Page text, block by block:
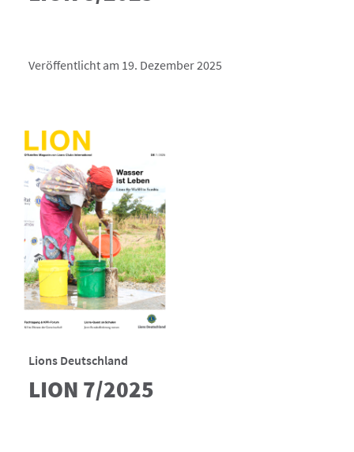
Veröffentlicht am 19. Dezember 2025
Lions Deutschland
LION 7/2025